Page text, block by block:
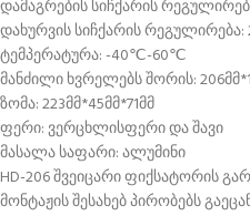
დამაგრების სიჩქარის
დახურვის სიჩქარის რეგულირება:
ტემპერატურა: -40℃-60℃
მანძილი ხვრელებს შორის:
ზომა: 223მმ*45მმ*71მმ
ფერი: ვერცხლისფერი და შავი
მასალა საფარი: ალუმინი
HD-206 შვეიცარი ფიქსატორის
მონტაჟის შესახებ პირობებს